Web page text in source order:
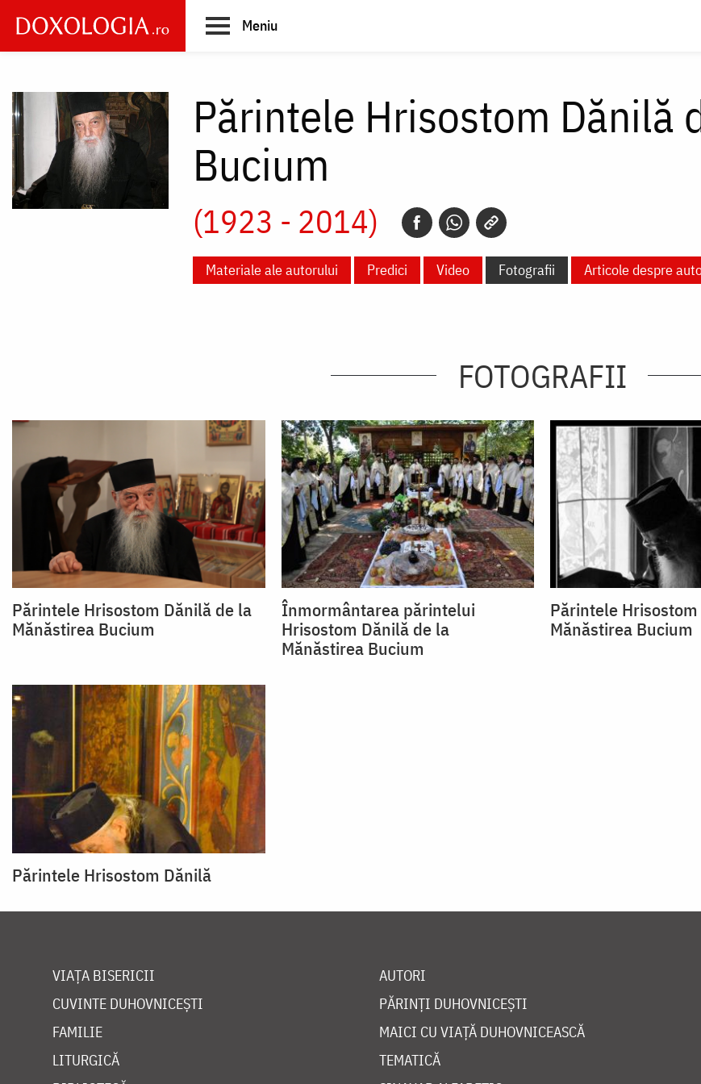
main
Meniu
Părintele Hrisostom Dănilă
Bucium
(1923 - 2014)
Materiale ale autorului Predici Video Fotografii Articole despre
FOTOGRAFII
Părintele Hrisostom Dănilă de la
Mănăstirea Bucium
Înmormântarea părintelui
Hrisostom Dănilă de la
Mănăstirea Bucium
Părintele
Mănăstirea Bucium
Părintele Hrisostom Dănilă
VIAȚA BISERICII
CUVINTE DUHOVNICEȘTI
FAMILIE
LITURGICĂ
AUTORI
PĂRINȚI DUHOVNICEȘTI
MAICI CU VIAȚĂ DUHOVNICEASCĂ
TEMATICĂ